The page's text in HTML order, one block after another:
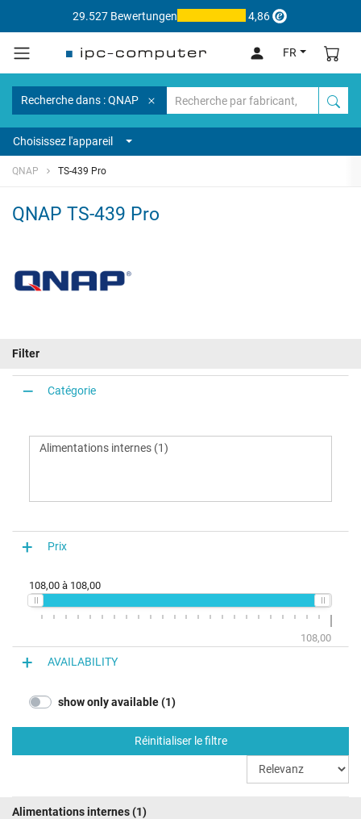
29.527 Bewertungen 4,86
FR
Recherche dans : QNAP
Choisissez l'appareil
QNAP TS-439 Pro
QNAP TS-439 Pro
Filter
Catégorie
Prix
108,00 à 108,00
108,00
AVAILABILITY
show only available (1)
Réinitialiser le filtre
Alimentations internes(1)